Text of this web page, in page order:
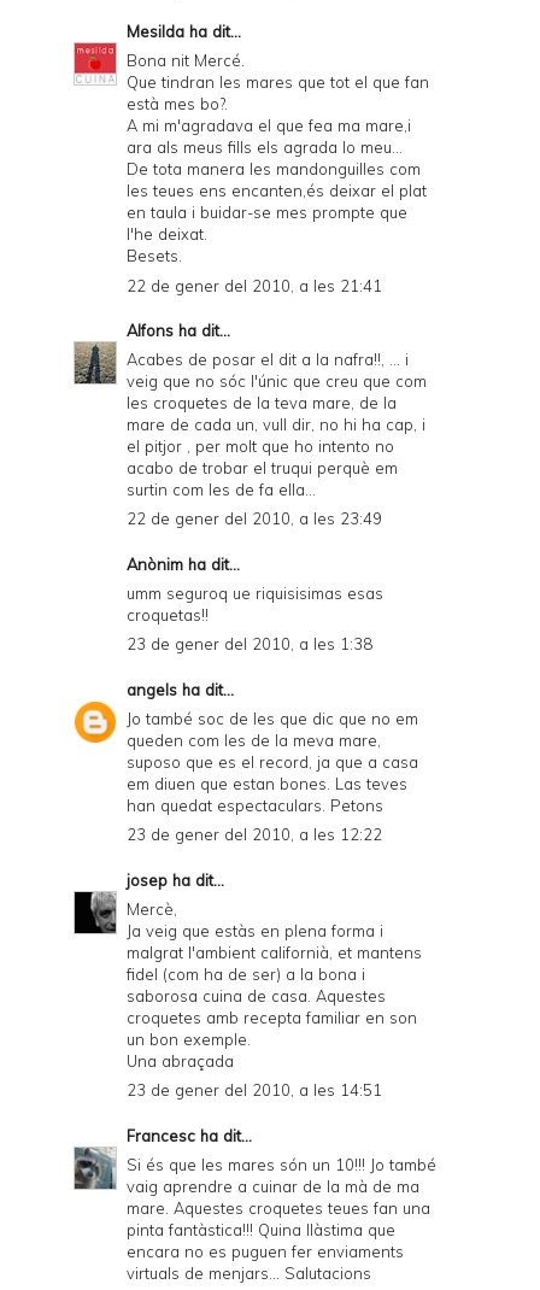
Mesilda ha dit...
Bona nit Mercé.
Que tindran les mares que tot el que fan
està mes bo?.
A mi m'agradava el que fea ma mare,i
ara als meus fills els agrada lo meu...
De tota manera les mandonguilles com
les teues ens encanten,és deixar el plat
en taula i buidar-se mes prompte que
l'he deixat.
Besets.
22 de gener del 2010, a les 21:41
Alfons ha dit...
Acabes de posar el dit a la nafra!!, ... i
veig que no sóc l'únic que creu que com
les croquetes de la teva mare, de la
mare de cada un, vull dir, no hi ha cap, i
el pitjor , per molt que ho intento no
acabo de trobar el truqui perquè em
surtin com les de fa ella...
22 de gener del 2010, a les 23:49
Anònim ha dit...
umm seguroq ue riquisisimas esas
croquetas!!
23 de gener del 2010, a les 1:38
angels ha dit...
Jo també soc de les que dic que no em
queden com les de la meva mare,
suposo que es el record, ja que a casa
em diuen que estan bones. Las teves
han quedat espectaculars. Petons
23 de gener del 2010, a les 12:22
josep ha dit...
Mercè,
Ja veig que estàs en plena forma i
malgrat l'ambient californià, et mantens
fidel (com ha de ser) a la bona i
saborosa cuina de casa. Aquestes
croquetes amb recepta familiar en son
un bon exemple.
Una abraçada
23 de gener del 2010, a les 14:51
Francesc ha dit...
Si és que les mares són un 10!!! Jo també
vaig aprendre a cuinar de la mà de ma
mare. Aquestes croquetes teues fan una
pinta fantàstica!!! Quina llàstima que
encara no es puguen fer enviaments
virtuals de menjars... Salutacions